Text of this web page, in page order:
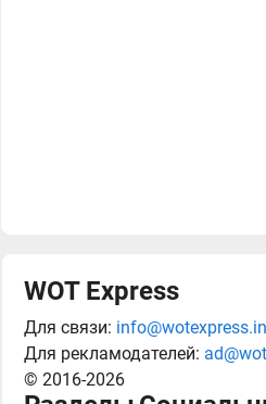
WOT Express
Для связи:
Для рекламодателей:
© 2016-2026